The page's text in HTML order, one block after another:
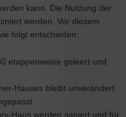
kann. Die Nutzung der
werden. Vor diesem
folgt entschieden:
etappenweise geleert und
Hauses bleibt unverändert
Haus werden saniert und für